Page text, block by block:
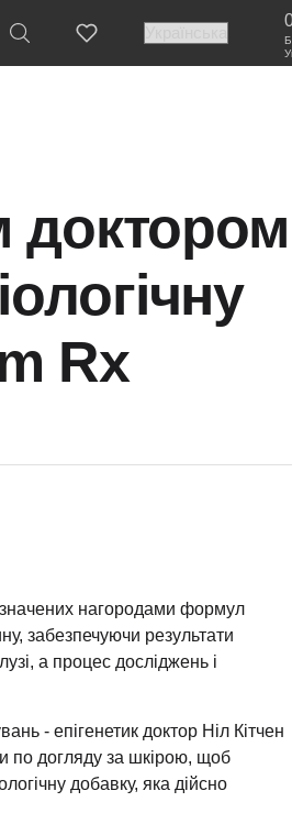
доктором
Rx
нагородами формул
забезпечуючи результати
а процес досліджень і
- епігенетик доктор Ніл Кітчен
по догляду за шкірою, щоб
добавку, яка дійсно